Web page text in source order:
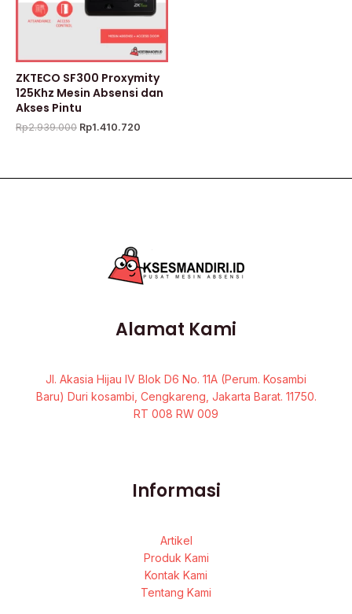
ZKTECO SF300 Proxymity
125Khz Mesin Absensi dan
Akses Pintu
Rp2.939.000 Rp1.410.720
Alamat Kami
Jl. Akasia Hijau IV Blok D6 No. 11A (Perum. Kosambi
Baru) Duri kosambi, Cengkareng, Jakarta Barat. 11750.
RT 008 RW 009
Informasi
Artikel
Produk Kami
Kontak Kami
Tentang Kami